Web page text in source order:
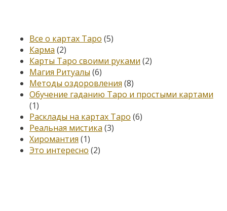
Все о картах Таро (5)
Карма (2)
Карты Таро своими руками (2)
Магия Ритуалы (6)
Методы оздоровления (8)
Обучение гаданию Таро и простыми картами
(1)
Расклады на картах Таро (6)
Реальная мистика (3)
Хиромантия (1)
Это интересно (2)